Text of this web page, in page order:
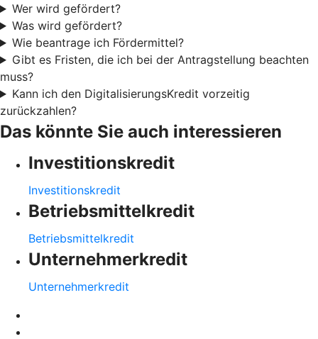
Wer wird gefördert?
Was wird gefördert?
Wie beantrage ich Fördermittel?
Gibt es Fristen, die ich bei der Antragstellung beachten
muss?
Kann ich den DigitalisierungsKredit vorzeitig
zurückzahlen?
Das könnte Sie auch interessieren
Investitionskredit
Investitionskredit
Betriebsmittelkredit
Betriebsmittelkredit
Unternehmerkredit
Unternehmerkredit